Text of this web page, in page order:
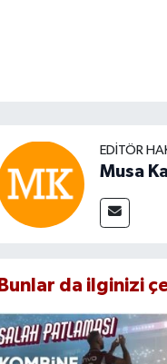
EDITÖR
Musa
Bunlar da ilginizi